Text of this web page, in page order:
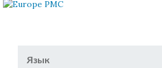
Язык